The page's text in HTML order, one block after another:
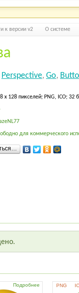
к версии v2 О системе
Perspective, Go,
x 128 пикселей; PNG, ICO; 32
для коммерческого
Подробнее PNG